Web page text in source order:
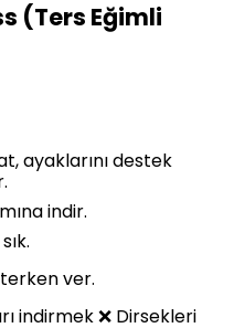
(Ters Eğimli
ayaklarını destek
indir.
ver.
indirmek ❌ Dirsekleri